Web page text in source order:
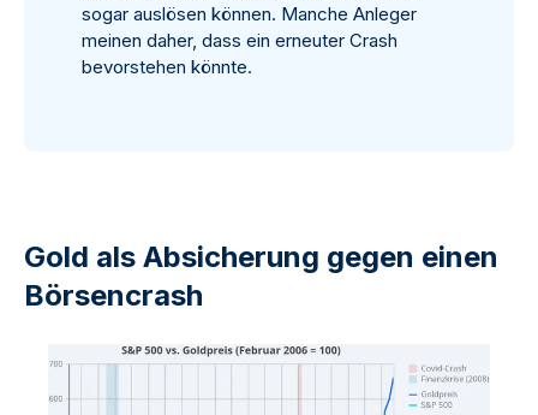
sogar auslösen können. Manche Anleger
meinen daher, dass ein erneuter Crash
bevorstehen könnte.
Gold als Absicherung gegen einen
Börsencrash